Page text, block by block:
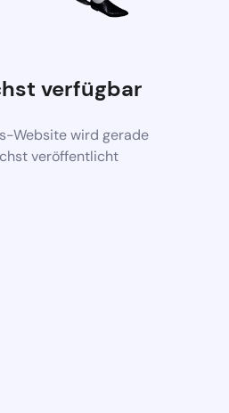
verfügbar
Website wird gerade
veröffentlicht